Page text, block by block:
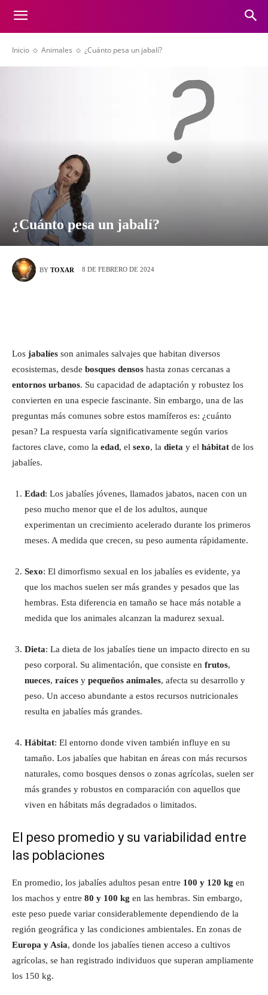
Inicio Animales ¿Cuánto pesa un jabalí?
¿Cuánto pesa un jabalí?
BY TOXAR 8 DE FEBRERO DE 2024
Los jabalíes son animales salvajes que habitan diversos
ecosistemas, desde bosques densos hasta zonas cercanas a
entornos urbanos. Su capacidad de adaptación y robustez los
convierten en una especie fascinante. Sin embargo, una de las
preguntas más comunes sobre estos mamíferos es: ¿cuánto
pesan? La respuesta varía significativamente según varios
factores clave, como la edad, el sexo, la dieta y el hábitat de los
jabalíes.
Edad: Los jabalíes jóvenes, llamados jabatos, nacen con un
peso mucho menor que el de los adultos, aunque
experimentan un crecimiento acelerado durante los primeros
meses. A medida que crecen, su peso aumenta rápidamente.
Sexo: El dimorfismo sexual en los jabalíes es evidente, ya
que los machos suelen ser más grandes y pesados que las
hembras. Esta diferencia en tamaño se hace más notable a
medida que los animales alcanzan la madurez sexual.
Dieta: La dieta de los jabalíes tiene un impacto directo en su
peso corporal. Su alimentación, que consiste en frutos,
nueces, raíces y pequeños animales, afecta su desarrollo y
peso. Un acceso abundante a estos recursos nutricionales
resulta en jabalíes más grandes.
Hábitat: El entorno donde viven también influye en su
tamaño. Los jabalíes que habitan en áreas con más recursos
naturales, como bosques densos o zonas agrícolas, suelen ser
más grandes y robustos en comparación con aquellos que
viven en hábitats más degradados o limitados.
El peso promedio y su variabilidad entre
las poblaciones
En promedio, los jabalíes adultos pesan entre 100 y 120 kg en
los machos y entre 80 y 100 kg en las hembras. Sin embargo,
este peso puede variar considerablemente dependiendo de la
región geográfica y las condiciones ambientales. En zonas de
Europa y Asia, donde los jabalíes tienen acceso a cultivos
agrícolas, se han registrado individuos que superan ampliamente
los 150 kg.